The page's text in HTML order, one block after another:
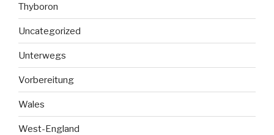
Thyboron
Uncategorized
Unterwegs
Vorbereitung
Wales
West-England